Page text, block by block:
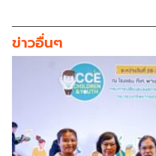
ข่าวอื่นๆ